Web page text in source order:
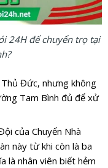
24H để chuyển trọ tại
Đức, nhưng không
Tam Bình đủ để xử
của Chuyển Nhà
này từ khi còn là ba
là nhân viên biết hẻm